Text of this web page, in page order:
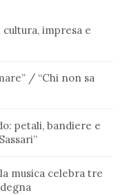
impresa e
/ “Chi non sa
petali, bandiere e
musica celebra tre